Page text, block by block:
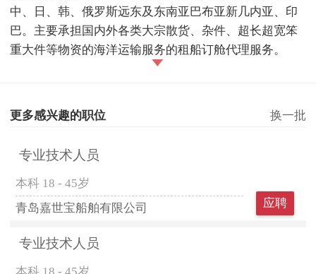
中、日、韩、俄罗斯远东及东南亚巴布亚新几内亚、印
巴。主要承担国内外各类大宗散货、杂件、超长超宽笨
重大件等物资的海洋运输服务的租船订舱代理服务。
更多感兴趣的职位 换一批
专业技术人员
本科 18 - 45岁
青岛嘉世宝船舶有限公司
应聘
专业技术人员